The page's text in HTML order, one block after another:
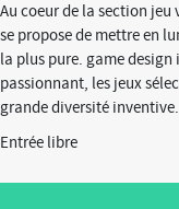
Au coeur de la section jeu
se propose de mettre en
la plus pure. game
passionnant, les jeux
grande diversité inventive.
Entrée libre